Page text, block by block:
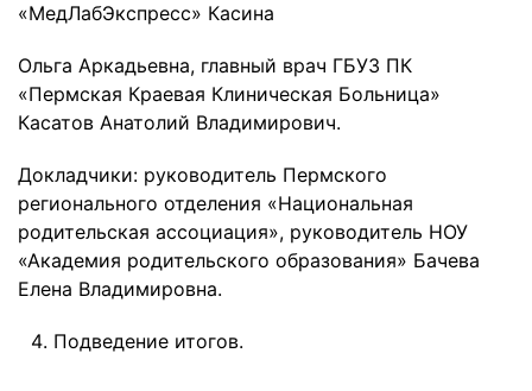
«МедЛабЭкспресс» Касина
Ольга Аркадьевна, главный врач ГБУЗ ПК
«Пермская Краевая Клиническая Больница»
Касатов Анатолий Владимирович.
Докладчики: руководитель Пермского
регионального отделения «Национальная
родительская ассоциация», руководитель НОУ
«Академия родительского образования» Бачева
Елена Владимировна.
Подведение итогов.